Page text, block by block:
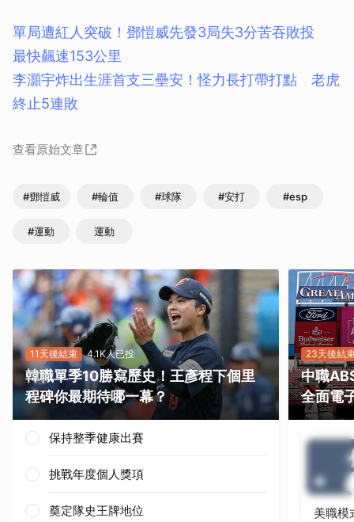
單局遭紅人突破！鄧愷威先發3局失3分苦吞敗投
最快飆速153公里
李灝宇炸出生涯首支三壘安！怪力長打帶打點 老虎
終止5連敗
查看原始文章
#鄧愷威 #輪值 #球隊 #安打 #esp
#運動 運動
11天後結束 4.1K人已投
韓職單季10勝寫歷史！王彥程下個里
程碑你最期待哪一幕？
保持整季健康出賽
挑戰年度個人獎項
奠定隊史王牌地位
23天後結
中職
全面電
美職模